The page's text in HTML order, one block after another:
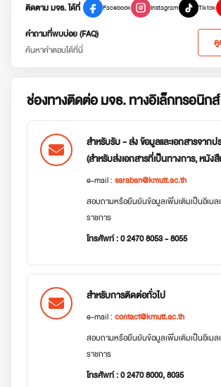
ติดตาม มจธ. ได้ที่ Facebook Instagram Tiktok
คำถามที่พบบ่อย (FAQ)
ค้นหาคำตอบได้ที่นี่
ดู
ช่องทางติดต่อ มจธ. ทางอิเล็กทรอนิกส์
สำหรับรับ - ส่ง ข้อมูลและเอกสารจากป
(สำหรับส่งเอกสารที่เป็นทางการ, หนัง
e-mail :saraban@kmutt.ac.th
สอบถามหรือยืนยันข้อมูลเพิ่มเติมเป็นอีเมล
ราชการ
โทรศัพท์ : 0 2470 8053 - 8055
สำหรับการติดต่อทั่วไป
e-mail :contact@kmutt.ac.th
สอบถามหรือยืนยันข้อมูลเพิ่มเติมเป็นอีเมล
ราชการ
โทรศัพท์ : 0 2470 8000, 8035